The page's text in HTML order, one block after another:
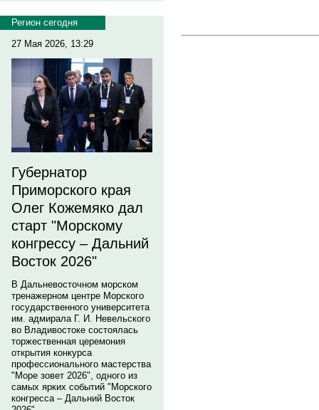
Регион сегодня
27 Мая 2026, 13:29
Губернатор
Приморского края
Олег Кожемяко дал
старт "Морскому
конгрессу – Дальний
Восток 2026"
В Дальневосточном морском
тренажерном центре Морского
государственного университета
им. адмирала Г. И. Невельского
во Владивостоке состоялась
торжественная церемония
открытия конкурса
профессионального мастерства
"Море зовет 2026", одного из
самых ярких событий "Морского
конгресса – Дальний Восток